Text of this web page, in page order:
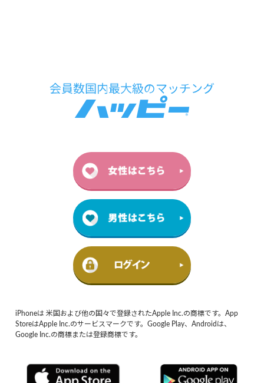
iPhoneは 米国および他の国々で登録されたApple Inc.の商標です。App
StoreはApple Inc.のサービスマークです。Google Play、Androidは、
Google Inc.の商標または登録商標です。